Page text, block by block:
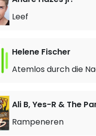
Leef
Helene Fischer
Atemlos durch die
Ali B, Yes-R & The
Rampeneren